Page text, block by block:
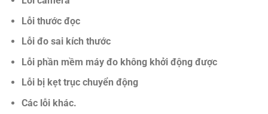
Lỗi thước đọc
Lỗi đo sai kích thước
Lỗi phần mềm máy đo không khởi động được
Lỗi bị kẹt trục chuyển động
Các lỗi khác.